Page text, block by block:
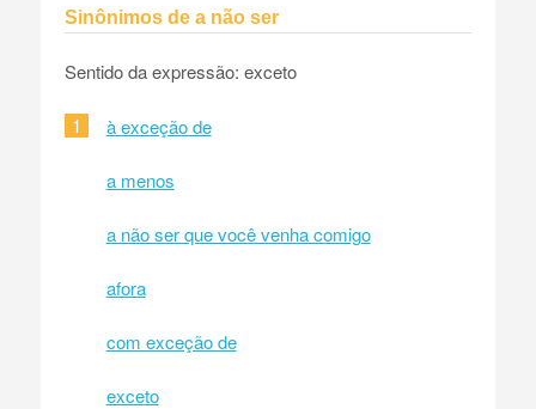
Sinônimos de a não ser
Sentido da expressão: exceto
1 à exceção de
a menos
a não ser que você venha comigo
afora
com exceção de
exceto